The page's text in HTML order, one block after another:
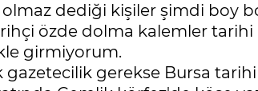
dediği kişiler şimdi boy
özde dolma kalemler
girmiyorum.
gazetecilik gerekse Bursa